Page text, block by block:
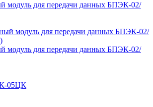
модуль для передачи данных БПЭК-02/
модуль для передачи данных БПЭК-02/
05ЦК